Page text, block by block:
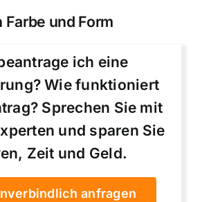
Farbe und Form
ich eine
Wie funktioniert
Sprechen Sie mit
und sparen Sie
Zeit und Geld.
anfragen